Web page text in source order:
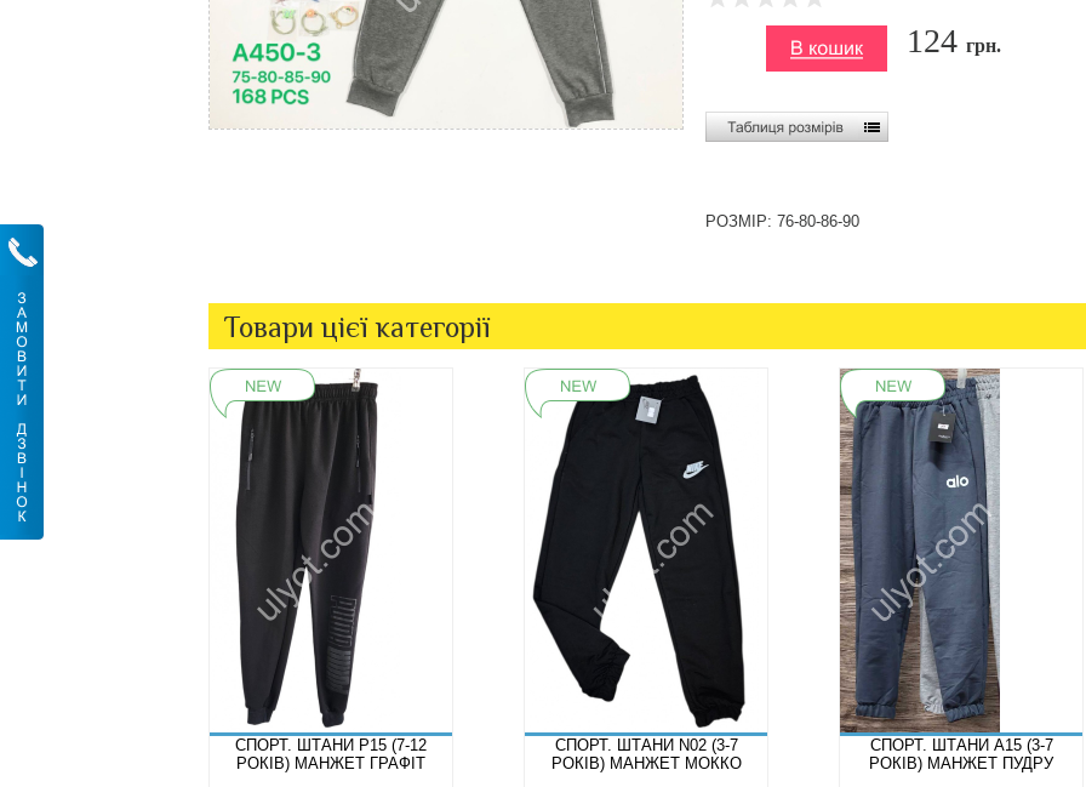
124 грн.
РОЗМІР: 76-80-86-90
Товари цієї категорії
СПОРТ. ШТАНИ P15 (7-12
РОКІВ) МАНЖЕТ ГРАФІТ
СПОРТ. ШТАНИ N02 (3-7
РОКІВ) МАНЖЕТ МОККО
СПОРТ. ШТАНИ A15 (3-7
РОКІВ) МАНЖЕТ ПУДРУ